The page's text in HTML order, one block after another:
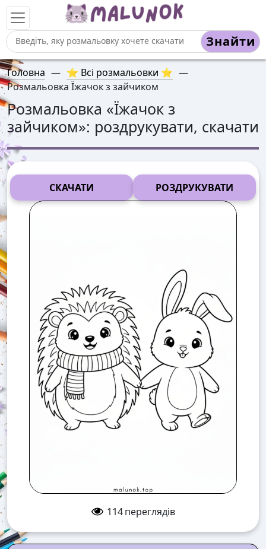
Знайти
Головна — ⭐ Всі розмальовки ⭐ —
Розмальовка Їжачок з зайчиком
Розмальовка «Їжачок з
зайчиком»: роздрукувати, скачати
СКАЧАТИ РОЗДРУКУВАТИ
114 переглядів